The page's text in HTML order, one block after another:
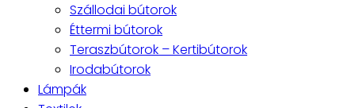
Szállodai bútorok
Éttermi bútorok
Teraszbútorok – Kertibútorok
Irodabútorok
Lámpák